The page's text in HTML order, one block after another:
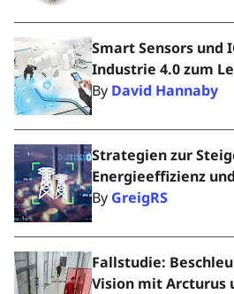
Smart Sensors und
Industrie 4.0 zum
By David Hannaby
Strategien zur
Energieeffizienz
By GreigRS
Fallstudie:
Vision mit Arcturus